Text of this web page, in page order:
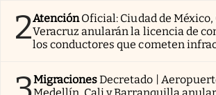
2AtenciónOficial: Ciudad de
Veracruz anularán la licencia de
los conductores que cometen
MigracionesDecretado |